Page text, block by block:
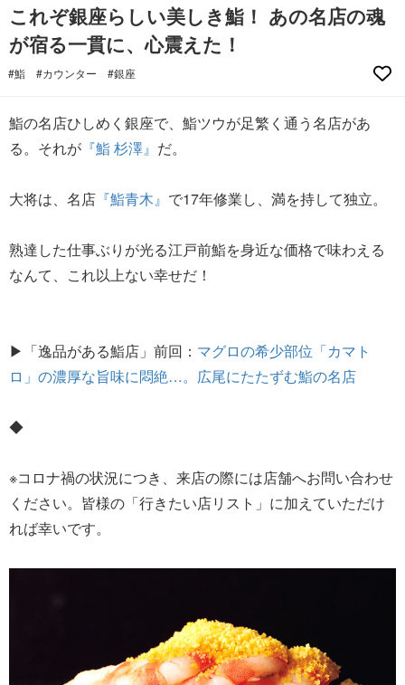
これぞ銀座らしい美しき鮨！ あの名店の魂
が宿る一貫に、心震えた！
#鮨 #カウンター #銀座
鮨の名店ひしめく銀座で、鮨ツウが足繁く通う名店があ
る。それが 『鮨 杉澤』 だ。
大将は、名店 『鮨青木』 で17年修業し、満を持して独立。
熟達した仕事ぶりが光る江戸前鮨を身近な価格で味わえる
なんて、これ以上ない幸せだ！
▶「逸品がある鮨店」前回： マグロの希少部位「カマト
ロ」の濃厚な旨味に悶絶…。広尾にたたずむ鮨の名店
◆
※コロナ禍の状況につき、来店の際には店舗へお問い合わせ
ください。皆様の「行きたい店リスト」に加えていただけ
れば幸いです。